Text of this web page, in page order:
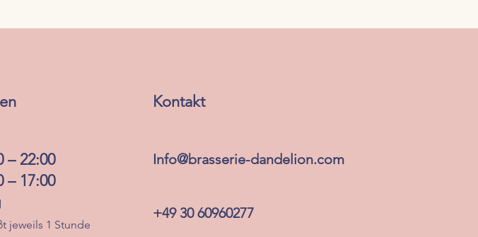
Kontakt
– 22:00
17:00
jeweils 1 Stunde
Info@brasserie-dandelion.com
+49 30 60960277